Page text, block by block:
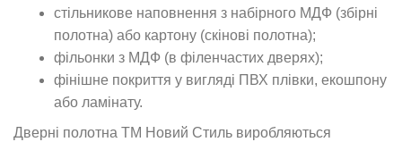
стільникове наповнення з набірного МДФ (збірні
полотна) або картону (скінові полотна);
фільонки з МДФ (в філенчастих дверях);
фінішне покриття у вигляді ПВХ плівки, екошпону
або ламінату.
Дверні полотна ТМ Новий Стиль виробляються